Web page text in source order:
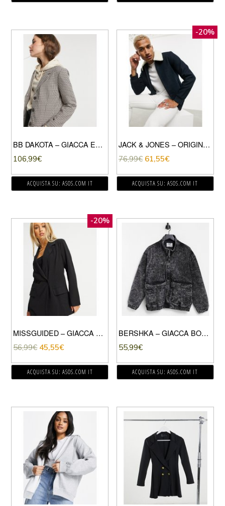
BB DAKOTA – GIACCA ELEGANTE MARRONE A QUADRI
106,99€
ACQUISTA SU: ASOS.COM IT
-20%
JACK & JONES – ORIGINALS – GIUBBINO ELEGANTE BLU NAVY CON COLLETTO IN PILE BORG
76,99€ 61,55€
ACQUISTA SU: ASOS.COM IT
-20%
MISSGUIDED – GIACCA ELEGANTE OVERSIZE NERO
56,99€ 45,55€
ACQUISTA SU: ASOS.COM IT
BERSHKA – GIACCA BOMBER DI JEANS STILE ANNI ’80 LAVAGGIO ACIDO-GRIGIO
55,99€
ACQUISTA SU: ASOS.COM IT